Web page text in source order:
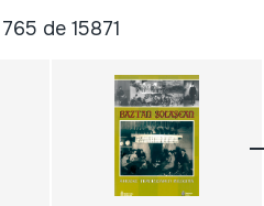
de 15871